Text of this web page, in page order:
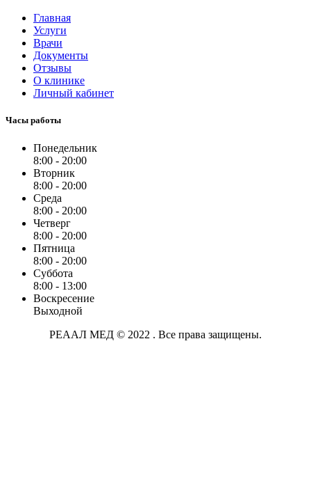
Главная
Услуги
Врачи
Документы
Отзывы
О клинике
Личный кабинет
Часы работы
Понедельник
8:00 - 20:00
Вторник
8:00 - 20:00
Среда
8:00 - 20:00
Четверг
8:00 - 20:00
Пятница
8:00 - 20:00
Суббота
8:00 - 13:00
Воскресение
Выходной
РЕААЛ МЕД © 2022 . Все права защищены.